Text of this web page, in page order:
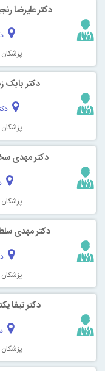
دکتر علیرضا
دکتر
دکتر مهدی
دکتر مهدی
دکتر تیفا